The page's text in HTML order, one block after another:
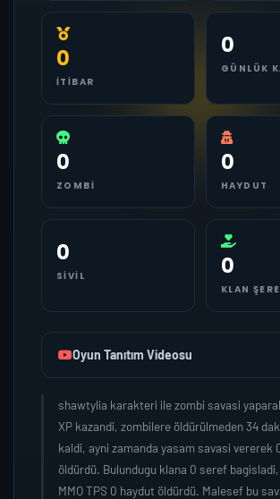
0
İTIBAR
0
GÜNLÜK
0
ZOMBI
0
HAYDUT
0
SIVIL 0
KLAN
Oyun Tanıtım Videosu
shawtylia karakteri ile zombi savasi
XP kazandi, zombilere öldürülmeden 34
kaldi, ayni zamanda yasam savasi vererek
öldürdü. Bulundugu klana 0 seref bagisladi,
MMO TPS 0 haydut öldürdü. Malesef bu